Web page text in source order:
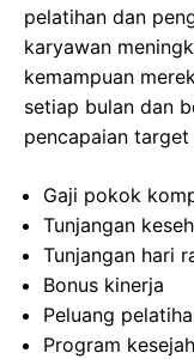
pelatihan dan
karyawan
kemampuan
setiap bulan dan
pencapaian target
Gaji pokok
Tunjangan
Tunjangan hari
Bonus kinerja
Peluang
Program